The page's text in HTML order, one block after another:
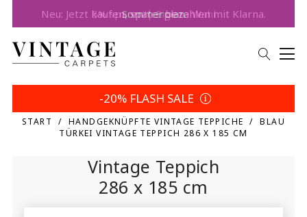
5% sparen | Eigene Wahl
-20% FLASH SALE
START HANDGEKNÜPFTE VINTAGE TEPPICHE
BLAU
TÜRKEI VINTAGE TEPPICH 286 X 185 CM
Vintage Teppich
286 x 185 cm